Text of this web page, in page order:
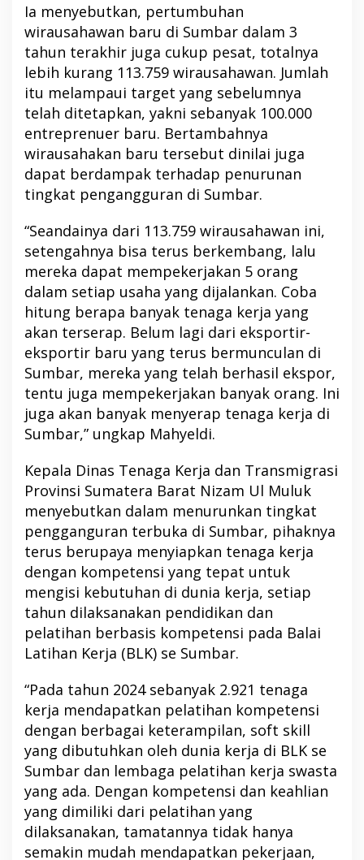
Ia menyebutkan, pertumbuhan
wirausahawan baru di Sumbar dalam 3
tahun terakhir juga cukup pesat, totalnya
lebih kurang 113.759 wirausahawan. Jumlah
itu melampaui target yang sebelumnya
telah ditetapkan, yakni sebanyak 100.000
entreprenuer baru. Bertambahnya
wirausahakan baru tersebut dinilai juga
dapat berdampak terhadap penurunan
tingkat pengangguran di Sumbar.
“Seandainya dari 113.759 wirausahawan ini,
setengahnya bisa terus berkembang, lalu
mereka dapat mempekerjakan 5 orang
dalam setiap usaha yang dijalankan. Coba
hitung berapa banyak tenaga kerja yang
akan terserap. Belum lagi dari eksportir-
eksportir baru yang terus bermunculan di
Sumbar, mereka yang telah berhasil ekspor,
tentu juga mempekerjakan banyak orang. Ini
juga akan banyak menyerap tenaga kerja di
Sumbar,” ungkap Mahyeldi.
Kepala Dinas Tenaga Kerja dan Transmigrasi
Provinsi Sumatera Barat Nizam Ul Muluk
menyebutkan dalam menurunkan tingkat
pengganguran terbuka di Sumbar, pihaknya
terus berupaya menyiapkan tenaga kerja
dengan kompetensi yang tepat untuk
mengisi kebutuhan di dunia kerja, setiap
tahun dilaksanakan pendidikan dan
pelatihan berbasis kompetensi pada Balai
Latihan Kerja (BLK) se Sumbar.
“Pada tahun 2024 sebanyak 2.921 tenaga
kerja mendapatkan pelatihan kompetensi
dengan berbagai keterampilan, soft skill
yang dibutuhkan oleh dunia kerja di BLK se
Sumbar dan lembaga pelatihan kerja swasta
yang ada. Dengan kompetensi dan keahlian
yang dimiliki dari pelatihan yang
dilaksanakan, tamatannya tidak hanya
semakin mudah mendapatkan pekerjaan,